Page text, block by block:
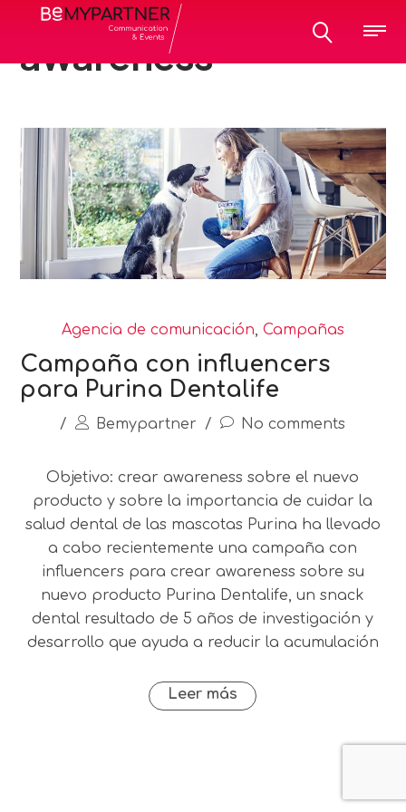
All posts tagged:
awareness
Agencia de comunicación Campañas
Campaña con influencers
para Purina Dentalife
/ Bemypartner / No comments
Objetivo: crear awareness sobre el nuevo
producto y sobre la importancia de cuidar la
salud dental de las mascotas Purina ha llevado
a cabo recientemente una campaña con
influencers para crear awareness sobre su
nuevo producto Purina Dentalife, un snack
dental resultado de 5 años de investigación y
desarrollo que ayuda a reducir la acumulación
Leer más